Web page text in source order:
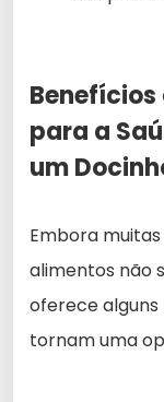
para a
um
Embora
alimentos não
oferece
tornam uma